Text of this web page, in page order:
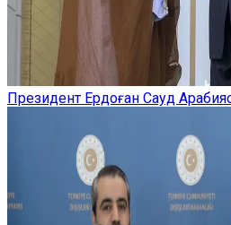
Президент Ердоған Сауд